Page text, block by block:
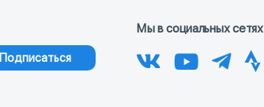
Подписаться
Мы в социальных сетях